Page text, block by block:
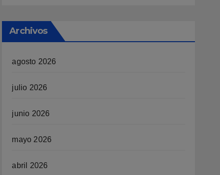
Archivos
agosto 2026
julio 2026
junio 2026
mayo 2026
abril 2026